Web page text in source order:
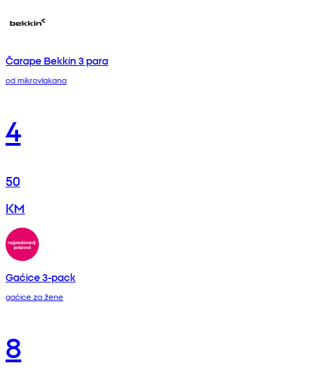
Čarape Bekkin 3 para
od mikrovlakana
4
50
KM
Gaćice 3-pack
gaćice za žene
8